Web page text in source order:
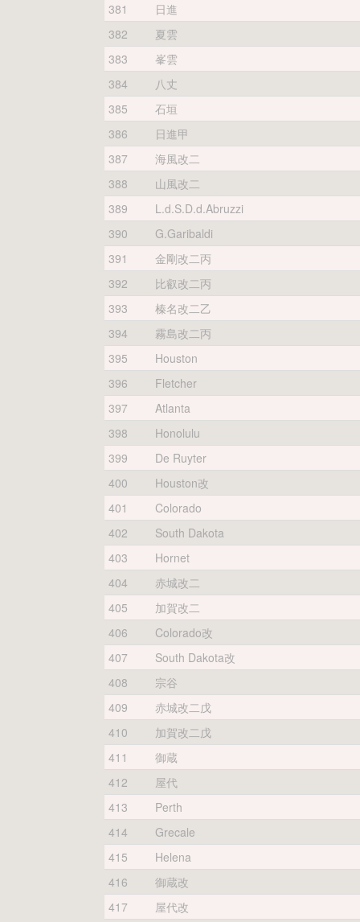
381
日進
382
夏雲
383
峯雲
384
八丈
385
石垣
386
日進甲
387
海風改二
388
山風改二
389
L.d.S.D.d.Abruzzi
390
G.Garibaldi
391
金剛改二丙
392
比叡改二丙
393
榛名改二乙
394
霧島改二丙
395
Houston
396
Fletcher
397
Atlanta
398
Honolulu
399
De Ruyter
400
Houston改
401
Colorado
402
South Dakota
403
Hornet
404
赤城改二
405
加賀改二
406
Colorado改
407
South Dakota改
408
宗谷
409
赤城改二戊
410
加賀改二戊
411
御蔵
412
屋代
413
Perth
414
Grecale
415
Helena
416
御蔵改
417
屋代改